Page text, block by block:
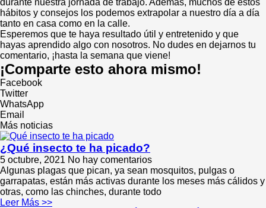
durante nuestra jornada de trabajo. Además, muchos de estos
hábitos y consejos los podemos extrapolar a nuestro día a día
tanto en casa como en la calle.
Esperemos que te haya resultado útil y entretenido y que
hayas aprendido algo con nosotros. No dudes en dejarnos tu
comentario, ¡hasta la semana que viene!
¡Comparte esto ahora mismo!
Facebook
Twitter
WhatsApp
Email
Más noticias
¿Qué insecto te ha picado?
5 octubre, 2021 No hay comentarios
Algunas plagas que pican, ya sean mosquitos, pulgas o
garrapatas, están más activas durante los meses más cálidos y
otras, como las chinches, durante todo
Leer Más >>